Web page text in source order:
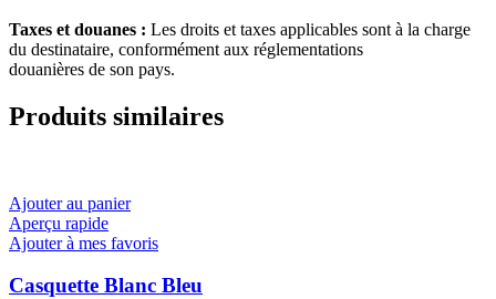
Taxes et douanes : Les droits et taxes applicables sont à la charge
du destinataire, conformément aux réglementations
douanières de son pays.
Produits similaires
Ajouter au panier
Aperçu rapide
Ajouter à mes favoris
Casquette Blanc Bleu